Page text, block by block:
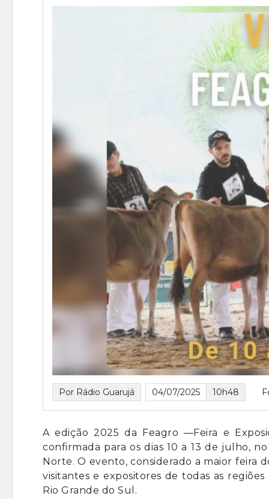
Por Rádio Guarujá 04/07/2025 10h48
A edição 2025 da Feagro —Feira e
confirmada para os dias 10 a 13 de julho,
Norte. O evento, considerado a maior feira
visitantes e expositores de todas as
Rio Grande do Sul.